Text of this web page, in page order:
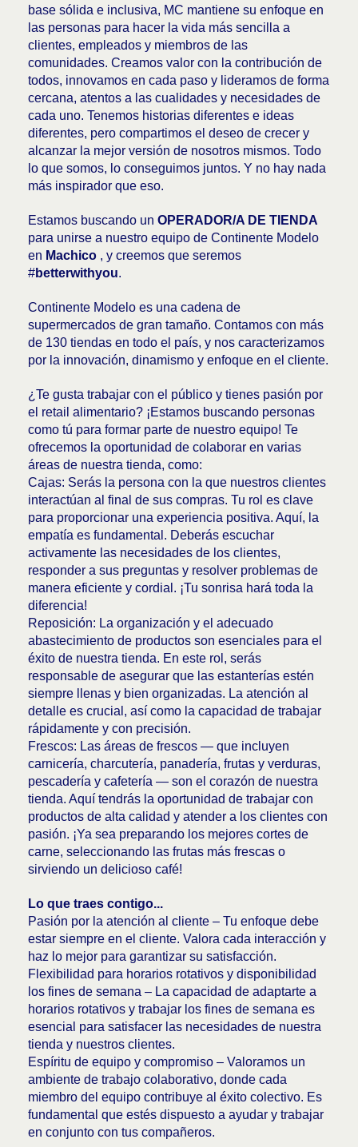
base sólida e inclusiva, MC mantiene su enfoque en
las personas para hacer la vida más sencilla a
clientes, empleados y miembros de las
comunidades. Creamos valor con la contribución de
todos, innovamos en cada paso y lideramos de forma
cercana, atentos a las cualidades y necesidades de
cada uno. Tenemos historias diferentes e ideas
diferentes, pero compartimos el deseo de crecer y
alcanzar la mejor versión de nosotros mismos. Todo
lo que somos, lo conseguimos juntos. Y no hay nada
más inspirador que eso.
Estamos buscando un OPERADOR/A DE TIENDA
para unirse a nuestro equipo de Continente Modelo
en Machico , y creemos que seremos
#betterwithyou.
Continente Modelo es una cadena de
supermercados de gran tamaño. Contamos con más
de 130 tiendas en todo el país, y nos caracterizamos
por la innovación, dinamismo y enfoque en el cliente.
¿Te gusta trabajar con el público y tienes pasión por
el retail alimentario? ¡Estamos buscando personas
como tú para formar parte de nuestro equipo! Te
ofrecemos la oportunidad de colaborar en varias
áreas de nuestra tienda, como:
Cajas: Serás la persona con la que nuestros clientes
interactúan al final de sus compras. Tu rol es clave
para proporcionar una experiencia positiva. Aquí, la
empatía es fundamental. Deberás escuchar
activamente las necesidades de los clientes,
responder a sus preguntas y resolver problemas de
manera eficiente y cordial. ¡Tu sonrisa hará toda la
diferencia!
Reposición: La organización y el adecuado
abastecimiento de productos son esenciales para el
éxito de nuestra tienda. En este rol, serás
responsable de asegurar que las estanterías estén
siempre llenas y bien organizadas. La atención al
detalle es crucial, así como la capacidad de trabajar
rápidamente y con precisión.
Frescos: Las áreas de frescos — que incluyen
carnicería, charcutería, panadería, frutas y verduras,
pescadería y cafetería — son el corazón de nuestra
tienda. Aquí tendrás la oportunidad de trabajar con
productos de alta calidad y atender a los clientes con
pasión. ¡Ya sea preparando los mejores cortes de
carne, seleccionando las frutas más frescas o
sirviendo un delicioso café!
Lo que traes contigo...
Pasión por la atención al cliente – Tu enfoque debe
estar siempre en el cliente. Valora cada interacción y
haz lo mejor para garantizar su satisfacción.
Flexibilidad para horarios rotativos y disponibilidad
los fines de semana – La capacidad de adaptarte a
horarios rotativos y trabajar los fines de semana es
esencial para satisfacer las necesidades de nuestra
tienda y nuestros clientes.
Espíritu de equipo y compromiso – Valoramos un
ambiente de trabajo colaborativo, donde cada
miembro del equipo contribuye al éxito colectivo. Es
fundamental que estés dispuesto a ayudar y trabajar
en conjunto con tus compañeros.